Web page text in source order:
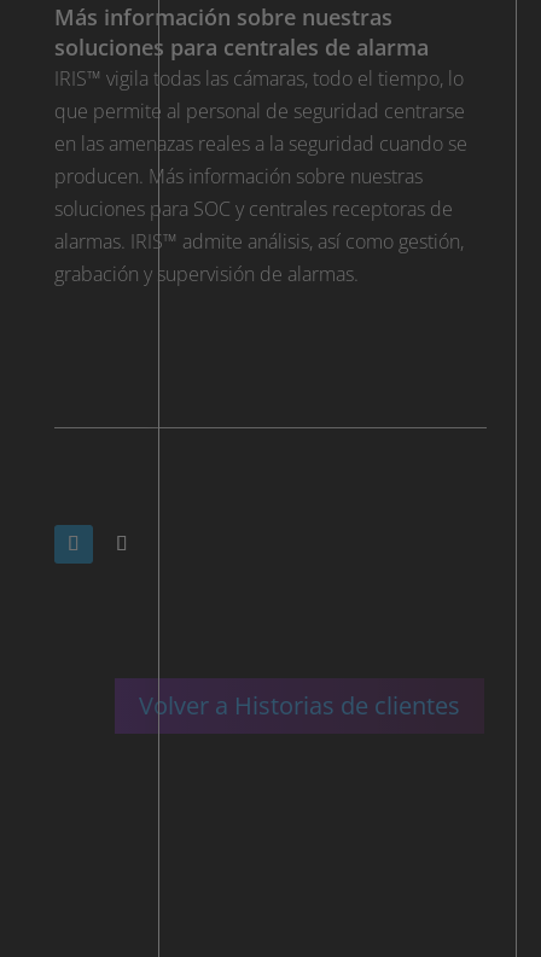
Más información sobre nuestras
soluciones para centrales de alarma
IRIS™ vigila todas las cámaras, todo el tiempo, lo
que permite al personal de seguridad centrarse
en las amenazas reales a la seguridad cuando se
producen. Más información sobre nuestras
soluciones para SOC y centrales receptoras de
alarmas. IRIS™ admite análisis, así como gestión,
grabación y supervisión de alarmas.
Volver a Historias de clientes